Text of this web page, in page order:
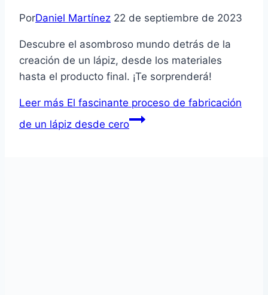
PorDaniel Martínez 22 de septiembre de 2023
Descubre el asombroso mundo detrás de la
creación de un lápiz, desde los materiales
hasta el producto final. ¡Te sorprenderá!
Leer más El fascinante proceso de fabricación
de un lápiz desde cero